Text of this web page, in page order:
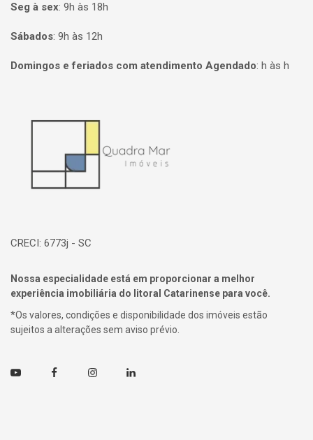
Seg à sex: 9h às 18h
Sábados: 9h às 12h
Domingos e feriados com atendimento Agendado: h às h
CRECI: 6773j - SC
Nossa especialidade está em proporcionar a melhor
experiência imobiliária do litoral Catarinense para você.
*Os valores, condições e disponibilidade dos imóveis estão
sujeitos a alterações sem aviso prévio.
Youtube FacebookInstagramLinkedin